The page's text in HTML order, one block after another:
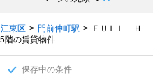
江東区 門前仲町駅
ＦＵＬＬ Ｈ
階の賃貸物件
保存中の条件